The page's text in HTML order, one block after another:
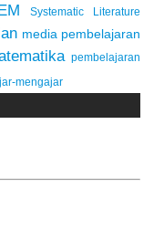
Systematic Literature
media pembelajaran
pembelajaran
mengajar